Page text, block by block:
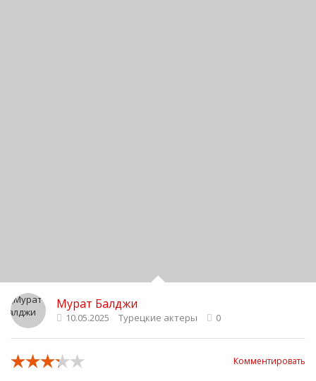
Мурат Балджи
10.05.2025 Турецкие актеры 0
Комментировать